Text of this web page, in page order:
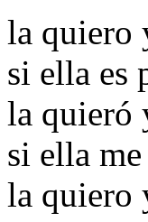
la quiero
si ella es
la quieró
si ella
la quiero